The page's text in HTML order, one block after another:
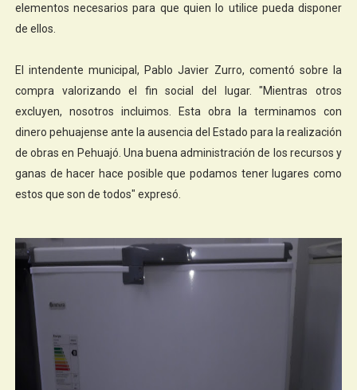
elementos necesarios para que quien lo utilice pueda disponer
de ellos.
El intendente municipal, Pablo Javier Zurro, comentó sobre la
compra valorizando el fin social del lugar. "Mientras otros
excluyen, nosotros incluimos. Esta obra la terminamos con
dinero pehuajense ante la ausencia del Estado para la realización
de obras en Pehuajó. Una buena administración de los recursos y
ganas de hacer hace posible que podamos tener lugares como
estos que son de todos" expresó.